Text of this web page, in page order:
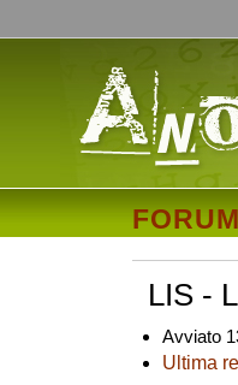
LIS -
Avviato
Ultima